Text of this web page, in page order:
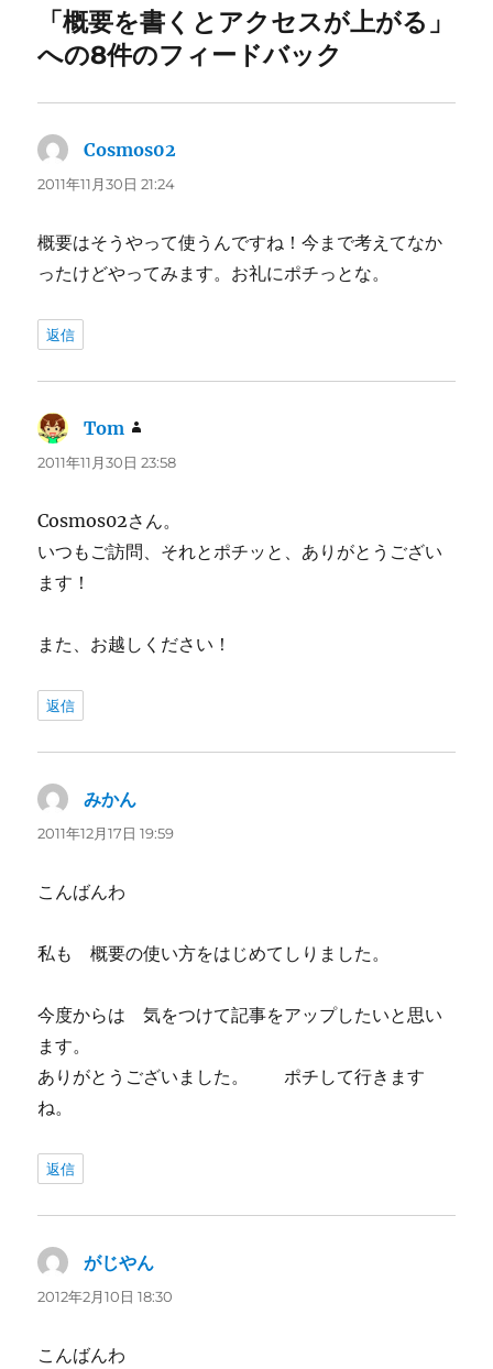
「概要を書くとアクセスが上がる」
への8件のフィードバック
Cosmos02
2011年11月30日 21:24
概要はそうやって使うんですね！今まで考えてなか
ったけどやってみます。お礼にポチっとな。
返信
Tom
り:
2011年11月30日 23:58
Cosmos02さん。
いつもご訪問、それとポチッと、ありがとうござい
ます！
また、お越しください！
返信
みかん
り:
2011年12月17日 19:59
こんばんわ
私も 概要の使い方をはじめてしりました。
今度からは 気をつけて記事をアップしたいと思い
ます。
ありがとうございました。 ポチして行きます
ね。
返信
がじやん
り:
2012年2月10日 18:30
こんばんわ